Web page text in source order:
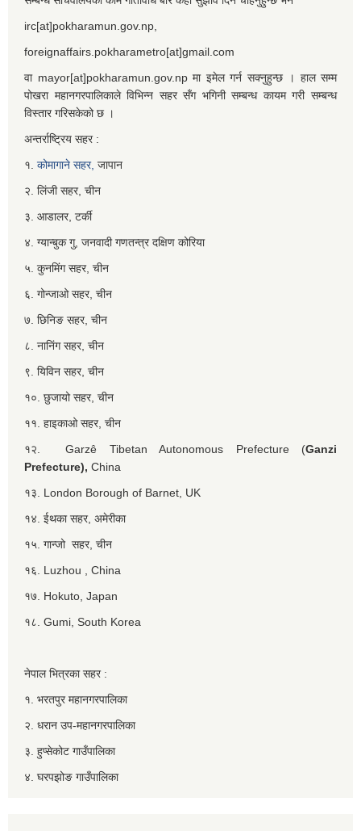
irc[at]pokharamun.gov.np,
foreignaffairs.pokharametro[at]gmail.com
वा mayor[at]pokharamun.gov.np मा इमेल गर्न सक्नुहुन्छ । हाल सम्म
पोखरा महानगरपालिकाले विभिन्न सहर सँग भगिनी सम्बन्ध कायम गरी सम्बन्ध
विस्तार गरिसकेको छ ।
अन्तर्राष्ट्रिय सहर :
१. कोमागाने सहर, जापान
२. लिंजी सहर, चीन
३. आडालर, टर्की
४. ग्यान्बुक गु, जनवादी गणतन्त्र दक्षिण कोरिया
५. कुनमिंग सहर, चीन
६. गोन्जाओ सहर, चीन
७. छिनिङ सहर, चीन
८. नानिंग सहर, चीन
९. यिविन सहर, चीन
१०. छुजायो सहर, चीन
११. हाइकाओ सहर, चीन
१२. Garzê Tibetan Autonomous Prefecture (Ganzi
Prefecture), China
१३. London Borough of Barnet, UK
१४. ईथका सहर, अमेरीका
१५. गान्जो सहर, चीन
१६. Luzhou , China
१७. Hokuto, Japan
१८. Gumi, South Korea
नेपाल भित्रका सहर :
१. भरतपुर महानगरपालिका
२. धरान उप-महानगरपालिका
३. हुप्सेकोट गाउँपालिका
४. घरपझोङ गाउँपालिका